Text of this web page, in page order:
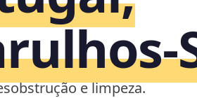
e limpeza.